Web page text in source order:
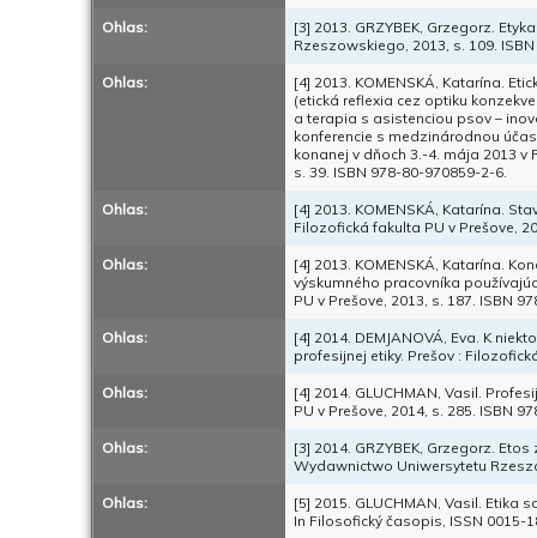
Ohlas:
[3] 2013. GRZYBEK, Grzegorz.
Rzeszowskiego, 2013, s. 109.
Ohlas:
[4] 2013. KOMENSKÁ, Katarína.
(etická reflexia cez optiku
a terapia s asistenciou psov –
konferencie s medzinárodnou
konanej v dňoch 3.-4. mája 2013 v
s. 39. ISBN 978-80-970859-2-6.
Ohlas:
[4] 2013. KOMENSKÁ, Katarína.
Filozofická fakulta PU v Prešove,
Ohlas:
[4] 2013. KOMENSKÁ, Katarína.
výskumného pracovníka
PU v Prešove, 2013, s. 187. ISBN
Ohlas:
[4] 2014. DEMJANOVÁ, Eva. K
profesijnej etiky. Prešov :
Ohlas:
[4] 2014. GLUCHMAN, Vasil.
PU v Prešove, 2014, s. 285. ISBN
Ohlas:
[3] 2014. GRZYBEK, Grzegorz.
Wydawnictwo Uniwersytetu
Ohlas:
[5] 2015. GLUCHMAN, Vasil.
In Filosofický časopis, ISSN 0015-